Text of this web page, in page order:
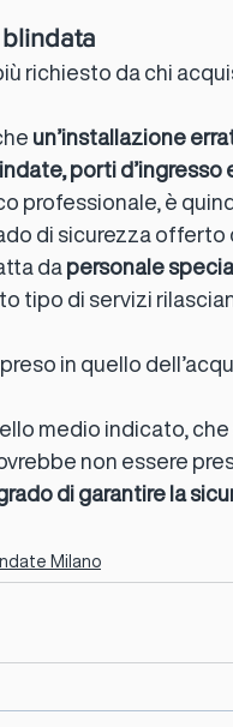
richiesto da chi
un’installazione
porti d’ingresso
professionale, è
di sicurezza
da personale
tipo di servizi
in quello
medio indicato,
non essere
di garantire la
Milano